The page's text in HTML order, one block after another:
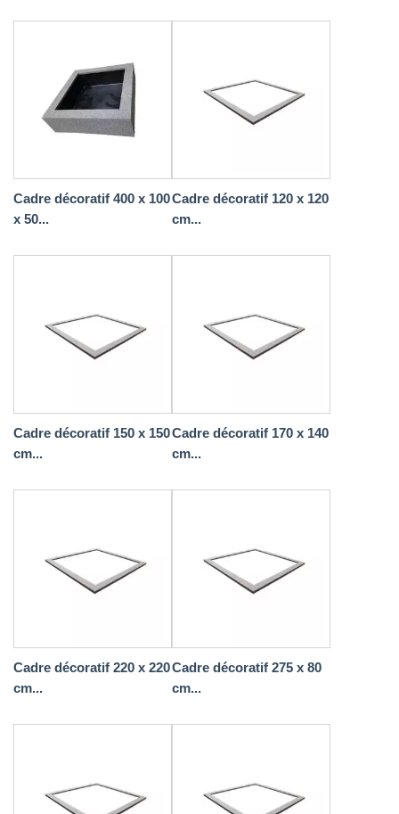
Cadre décoratif 400 x 100
x 50...
Cadre décoratif 120 x 120
cm...
Cadre décoratif 150 x 150
cm...
Cadre décoratif 170 x 140
cm...
Cadre décoratif 220 x 220
cm...
Cadre décoratif 275 x 80
cm...